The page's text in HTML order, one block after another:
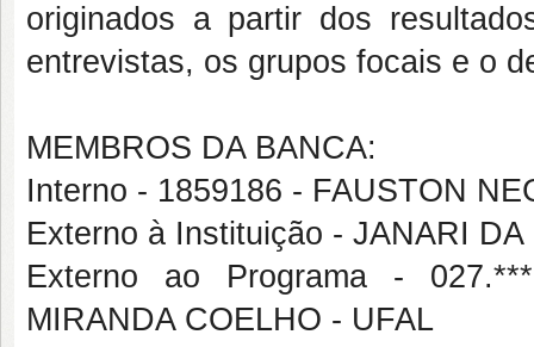
originados a partir dos
entrevistas, os grupos focais e o
MEMBROS DA BANCA:
Interno - 1859186 - FAUSTON
Externo à Instituição - JANARI
Externo ao Programa -
MIRANDA COELHO - UFAL